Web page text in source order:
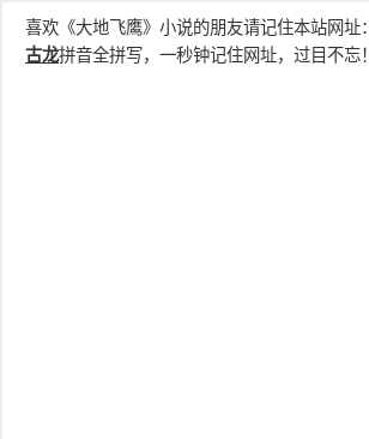
喜欢《大地飞鹰》小说的朋友请记住本站网址：
古龙拼音全拼写，一秒钟记住网址，过目不忘！